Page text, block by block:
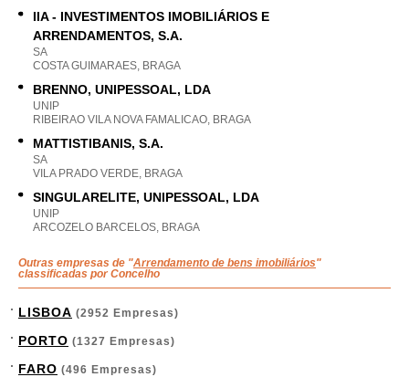
IIA - INVESTIMENTOS IMOBILIÁRIOS E
ARRENDAMENTOS, S.A.
SA
COSTA GUIMARAES, BRAGA
BRENNO, UNIPESSOAL, LDA
UNIP
RIBEIRAO VILA NOVA FAMALICAO, BRAGA
MATTISTIBANIS, S.A.
SA
VILA PRADO VERDE, BRAGA
SINGULARELITE, UNIPESSOAL, LDA
UNIP
ARCOZELO BARCELOS, BRAGA
Outras empresas de "Arrendamento de bens imobiliários"
classificadas por Concelho
LISBOA (2952 Empresas)
PORTO (1327 Empresas)
FARO (496 Empresas)